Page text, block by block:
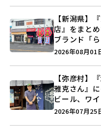
【新潟県】
店』をまと
ブランド「
しょうがの
2026年08月01
【弥彦村】
雅克さん』
ビール、ワ
史”に迫る♪
2026年07月25